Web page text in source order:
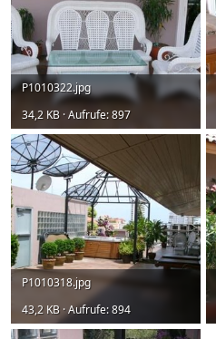
P1010322.jpg
34,2 KB · Aufrufe: 897
P1010318.jpg
43,2 KB · Aufrufe: 894